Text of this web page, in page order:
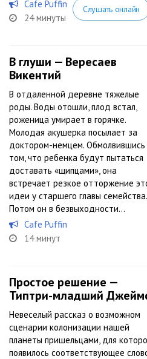
Cafe Puffin
24 минуты
Слушать онлайн
В глуши — Вересаев
Викентий
В отдаленной деревне тяжелые
роды. Воды отошли, плод встал,
роженица умирает в горячке.
Молодая акушерка посылает за
доктором-немцем. Обмолвившись
том, что ребенка будут пытаться
доставать «щипцами», она
встречает резкое отторжение
идеи у старшего главы семейства.
Потом он в безвыходности...
Cafe Puffin
14 минут
Простое решение —
Типтри-младший
Невеселый рассказ о возможном
сценарии колонизации нашей
планеты пришельцами, для
появилось соответствующее